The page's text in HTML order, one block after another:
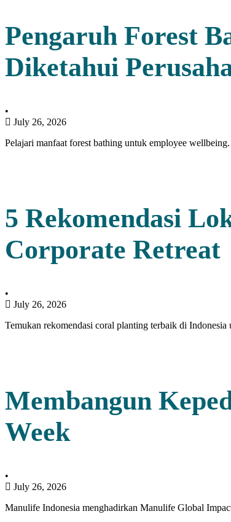
Pengaruh Forest
Diketahui
•
July 26, 2026
Pelajari manfaat forest bathing untuk employee
5 Rekomendasi
Corporate Retreat
•
July 26, 2026
Temukan rekomendasi coral planting terbaik di
Membangun
Week
•
July 26, 2026
Manulife Indonesia menghadirkan Manulife Global